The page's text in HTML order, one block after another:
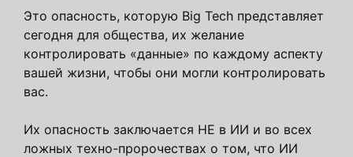
Это опасность, которую Big Tech представляет
сегодня для общества, их желание
контролировать «данные» по каждому аспекту
вашей жизни, чтобы они могли контролировать
вас.
Их опасность заключается НЕ в ИИ и во всех
ложных техно-пророчествах о том, что ИИ